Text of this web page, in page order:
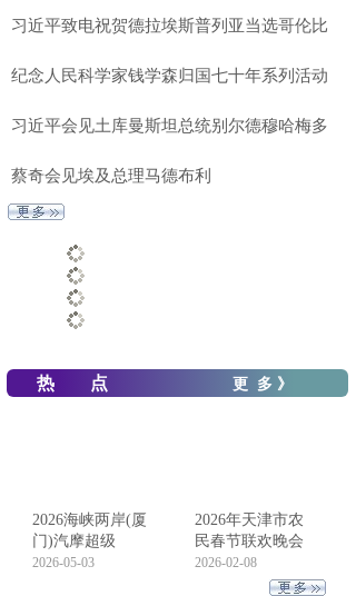
习近平致电祝贺德拉埃斯普列亚当选哥伦比
纪念人民科学家钱学森归国七十年系列活动
习近平会见土库曼斯坦总统别尔德穆哈梅多
蔡奇会见埃及总理马德布利
热 点 更 多 》
2026海峡两岸(厦
门)汽摩超级
2026-05-03
2026年天津市农
民春节联欢晚会
2026-02-08